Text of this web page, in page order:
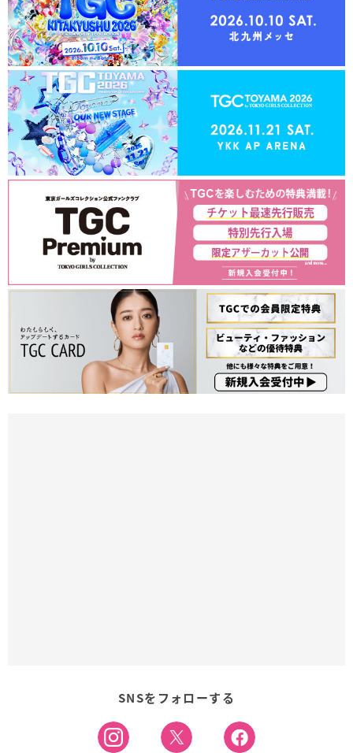
SNSをフォローする